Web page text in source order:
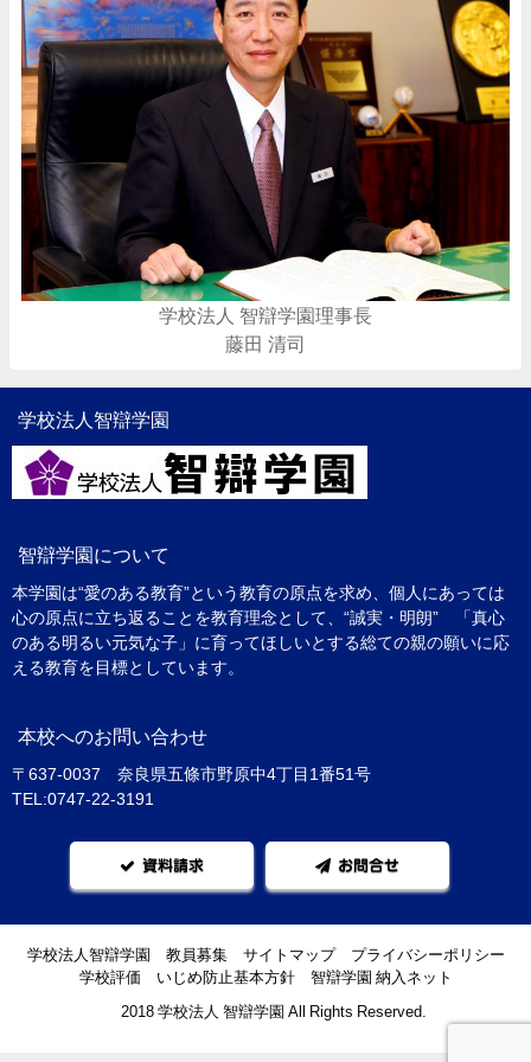
学校法人 智辯学園理事長
藤田 清司
学校法人智辯学園
智辯学園について
本学園は“愛のある教育”という教育の原点を求め、個人にあっては
心の原点に立ち返ることを教育理念として、“誠実・明朗” 「真心
のある明るい元気な子」に育ってほしいとする総ての親の願いに応
える教育を目標としています。
本校へのお問い合わせ
〒637-0037 奈良県五條市野原中4丁目1番51号
TEL:0747-22-3191
資料請求 お問合せ
学校法人智辯学園 教員募集 サイトマップ
プライバシーポリシー
学校評価
いじめ防止基本方針 智辯学園 納入ネット
©2018 学校法人 智辯学園 All Rights Reserved.